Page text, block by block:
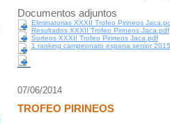
Documentos adjuntos
Eliminatorias XXXII Trofeo Pirineos
Resultados XXXII Trofeo Pirineos Jaca.pdf
Sorteos XXXII Trofeo Pirineos Jaca.pdf
1 ranking campeonato espana senior
07/06/2014
TROFEO PIRINEOS